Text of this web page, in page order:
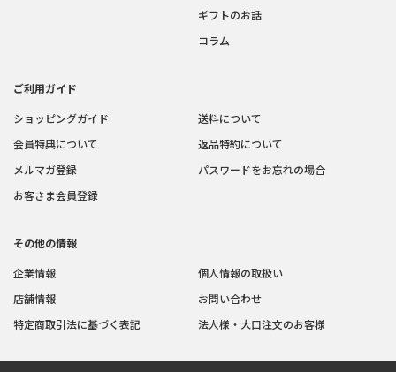
ギフトのお話
コラム
ご利用ガイド
ショッピングガイド
会員特典について
メルマガ登録
お客さま会員登録
送料について
返品特約について
パスワードをお忘れの場合
その他の情報
企業情報
店舗情報
特定商取引法に基づく表記
個人情報の取扱い
お問い合わせ
法人様・大口注文のお客様